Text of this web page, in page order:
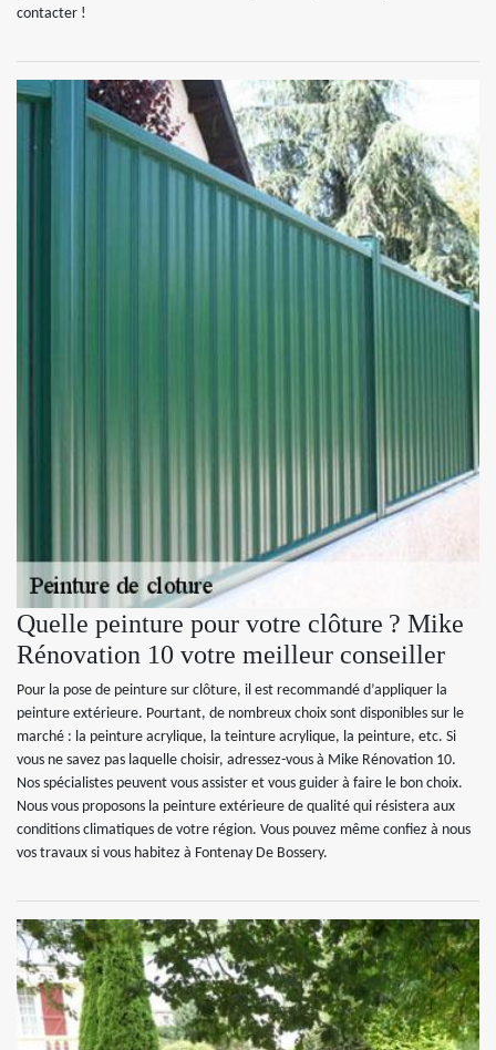
contacter !
Quelle peinture pour votre clôture ? Mike
Rénovation 10 votre meilleur conseiller
Pour la pose de peinture sur clôture, il est recommandé d’appliquer la
peinture extérieure. Pourtant, de nombreux choix sont disponibles sur le
marché : la peinture acrylique, la teinture acrylique, la peinture, etc. Si
vous ne savez pas laquelle choisir, adressez-vous à Mike Rénovation 10.
Nos spécialistes peuvent vous assister et vous guider à faire le bon choix.
Nous vous proposons la peinture extérieure de qualité qui résistera aux
conditions climatiques de votre région. Vous pouvez même confiez à nous
vos travaux si vous habitez à Fontenay De Bossery.